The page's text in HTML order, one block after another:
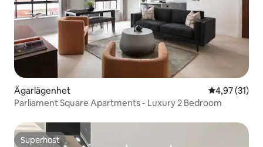
Ägarlägenhet 4,97 av 5 i
4,97 (31)
Parliament Square Apartments - Luxury 2 Bedroom
Superhost
Superhost